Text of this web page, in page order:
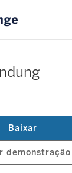
demonstração
Baixar